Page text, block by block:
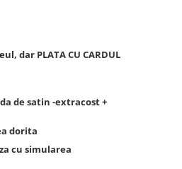
dar PLATA CU CARDUL
de satin -extracost +
dorita
cu simularea